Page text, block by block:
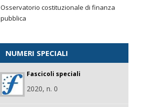
Osservatorio costituzionale di finanza
pubblica
NUMERI SPECIALI
Fascicoli speciali
2020, n. 0